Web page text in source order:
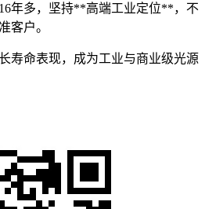
年多，坚持**高端工业定位**，不
客户。
寿命表现，成为工业与商业级光源